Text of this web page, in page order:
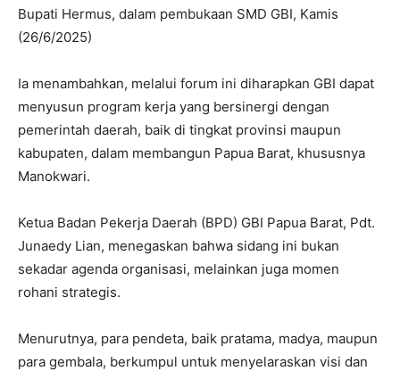
Bupati Hermus, dalam pembukaan SMD GBI, Kamis
(26/6/2025)
Ia menambahkan, melalui forum ini diharapkan GBI dapat
menyusun program kerja yang bersinergi dengan
pemerintah daerah, baik di tingkat provinsi maupun
kabupaten, dalam membangun Papua Barat, khususnya
Manokwari.
Ketua Badan Pekerja Daerah (BPD) GBI Papua Barat, Pdt.
Junaedy Lian, menegaskan bahwa sidang ini bukan
sekadar agenda organisasi, melainkan juga momen
rohani strategis.
Menurutnya, para pendeta, baik pratama, madya, maupun
para gembala, berkumpul untuk menyelaraskan visi dan